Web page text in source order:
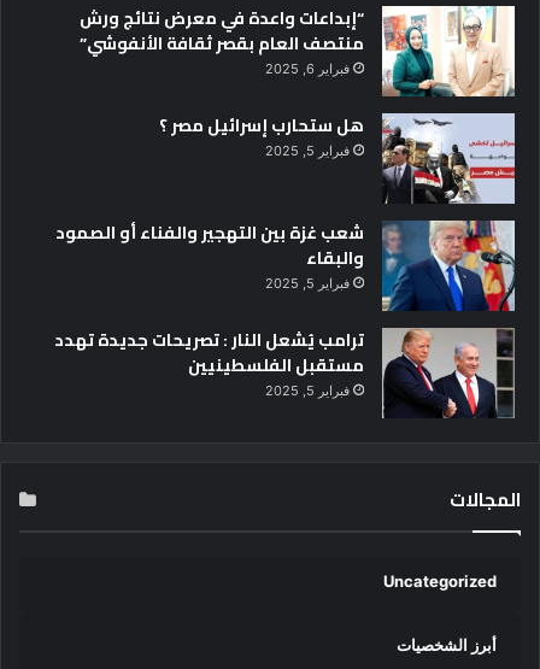
“إبداعات واعدة في معرض نتائج ورش
منتصف العام بقصر ثقافة الأنفوشي”
فبراير 6, 2025
هل ستحارب إسرائيل مصر ؟
فبراير 5, 2025
شعب غزة بين التهجير والفناء أو الصمود
والبقاء
فبراير 5, 2025
ترامب يُشعل النار : تصريحات جديدة تهدد
مستقبل الفلسطينيين
فبراير 5, 2025
المجالات
Uncategorized
أبرز الشخصيات